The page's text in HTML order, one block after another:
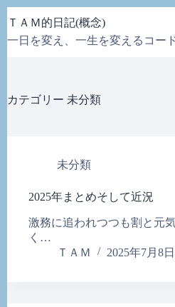
ン
テ
ス
ＴＡＭ的日記(概念)
一日を変え、一生を変えるコー
カテゴリー 未分類
未分類
2025年まとめそして近況
激務に追われつつも割と元
く…
ＴＡＭ
2025年7月8日